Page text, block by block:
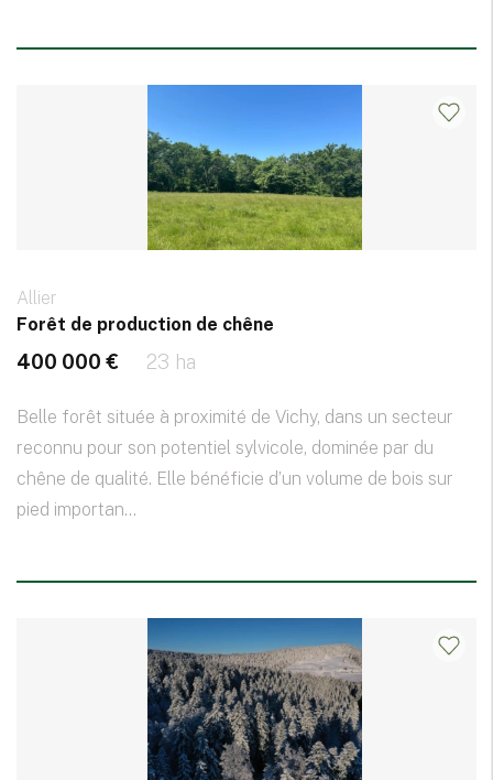
Allier
Forêt de production de chêne
400 000 € 23 ha
Belle forêt située à proximité de Vichy, dans un secteur
reconnu pour son potentiel sylvicole, dominée par du
chêne de qualité. Elle bénéficie d’un volume de bois sur
pied importan...